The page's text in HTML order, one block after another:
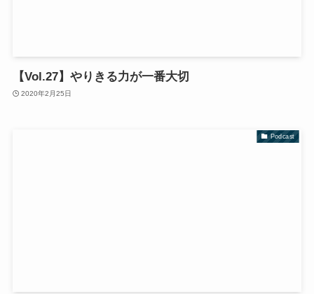
【Vol.27】やりきる力が一番大切
2020年2月25日
Podcast